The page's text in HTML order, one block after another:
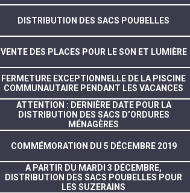
DISTRIBUTION DES SACS POUBELLES
VENTE DES PLACES POUR LE SON ET LUMIÈRE
FERMETURE EXCEPTIONNELLE DE LA PISCINE
COMMUNAUTAIRE PENDANT LES VACANCES
ATTENTION : DERNIÈRE DATE POUR LA
DISTRIBUTION DES SACS D’ORDURES
MÉNAGÈRES
COMMÉMORATION DU 5 DÉCEMBRE 2019
A PARTIR DU MARDI 3 DÉCEMBRE,
DISTRIBUTION DES SACS POUBELLES POUR
LES SUZERAINS